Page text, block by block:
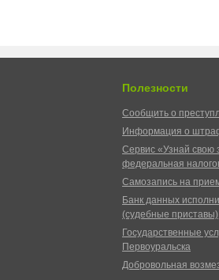
Полезности
Сообщить о
Информация о
Сервис «Узнай свою
федеральная
Самозапись на
Банк данных
(судебные приставы)
Государственные
Первоуральска
Добровольная